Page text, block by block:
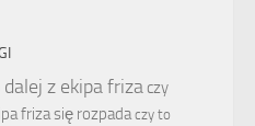
dalej z ekipa friza czy
friza się rozpadaczy to